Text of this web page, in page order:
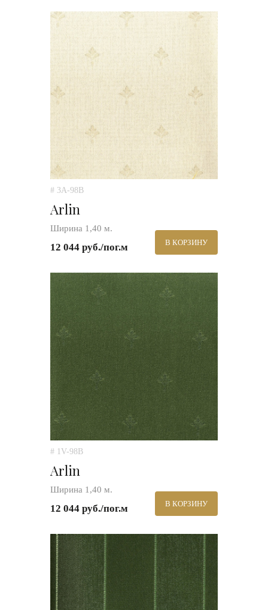
# 3A-98B
Arlin
Ширина 1,40 м.
12 044 руб./пог.м В КОРЗИНУ
# 1V-98B
Arlin
Ширина 1,40 м.
12 044 руб./пог.м В КОРЗИНУ